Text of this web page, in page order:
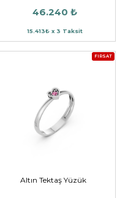
46.240 ₺
15.413₺ x 3 Taksit
FIRSAT
Altın Tektaş Yüzük